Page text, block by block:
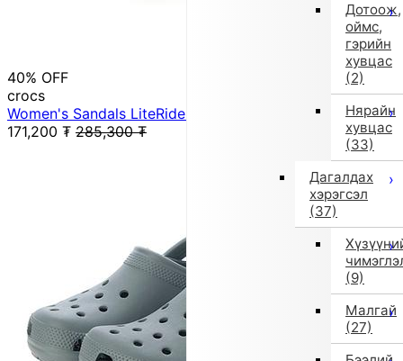
Дотоож,
оймс,
гэрийн
хувцас
(2)
Нярайн
хувцас
(33)
Дагалдах
хэрэгсэл
(37)
(9)
Малгай
(27)
40% OFF
crocs
Women's Sandals LiteRide 360 Clog 206708 (Gray)
171,200 ₮ 285,300 ₮